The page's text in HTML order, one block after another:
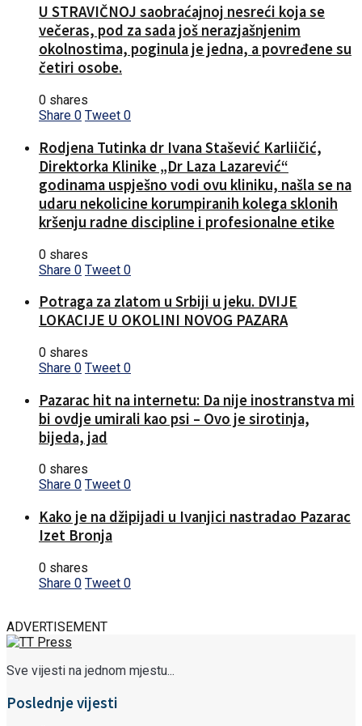
U STRAVIČNOJ saobraćajnoj nesreći koja se
večeras, pod za sada još nerazjašnjenim
okolnostima, poginula je jedna, a povređene su
četiri osobe.
0 shares
Share 0 Tweet 0
Rodjena Tutinka dr Ivana Stašević Karliičić,
Direktorka Klinike „Dr Laza Lazarević“
godinama uspješno vodi ovu kliniku, našla se na
udaru nekolicine korumpiranih kolega sklonih
kršenju radne discipline i profesionalne etike
0 shares
Share 0 Tweet 0
Potraga za zlatom u Srbiji u jeku. DVIJE
LOKACIJE U OKOLINI NOVOG PAZARA
0 shares
Share 0 Tweet 0
Pazarac hit na internetu: Da nije inostranstva mi
bi ovdje umirali kao psi – Ovo je sirotinja,
bijeda, jad
0 shares
Share 0 Tweet 0
Kako je na džipijadi u Ivanjici nastradao Pazarac
Izet Bronja
0 shares
Share 0 Tweet 0
ADVERTISEMENT
Sve vijesti na jednom mjestu...
Poslednje vijesti